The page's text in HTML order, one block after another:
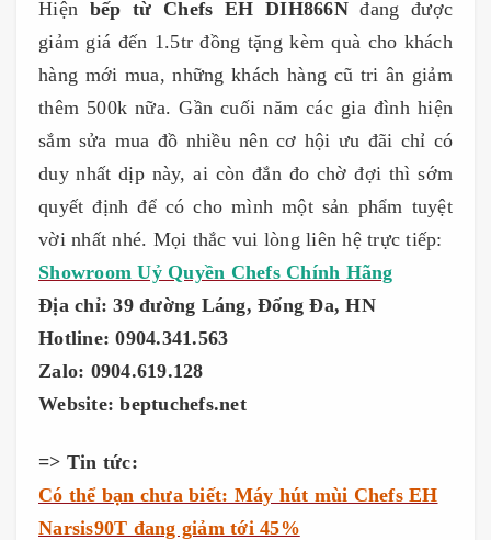
Hiện bếp từ Chefs EH DIH866Nđang được
giảm giá đến 1.5tr đồng tặng kèm quà cho khách
hàng mới mua, những khách hàng cũ tri ân giảm
thêm 500k nữa. Gần cuối năm các gia đình hiện
sắm sửa mua đồ nhiều nên cơ hội ưu đãi chỉ có
duy nhất dịp này, ai còn đắn đo chờ đợi thì sớm
quyết định để có cho mình một sản phẩm tuyệt
vời nhất nhé. Mọi thắc vui lòng liên hệ trực tiếp:
Showroom Uỷ Quyền Chefs Chính Hãng
Địa chỉ: 39 đường Láng, Đống Đa, HN
Hotline: 0904.341.563
Zalo: 0904.619.128
Website: beptuchefs.net
=> Tin tức:
Có thể bạn chưa biết: Máy hút mùi Chefs EH
Narsis90T đang giảm tới 45%